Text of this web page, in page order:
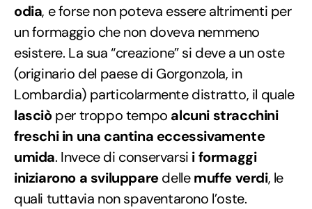
odia, e forse non poteva essere altrimenti per
un formaggio che non doveva nemmeno
esistere. La sua “creazione” si deve a un oste
(originario del paese di Gorgonzola, in
Lombardia) particolarmente distratto, il quale
lasciòper troppo tempo alcuni stracchini
freschi in una cantina eccessivamente
umida. Invece di conservarsi i formaggi
iniziarono a svilupparedellemuffe verdi, le
quali tuttavia non spaventarono l’oste.